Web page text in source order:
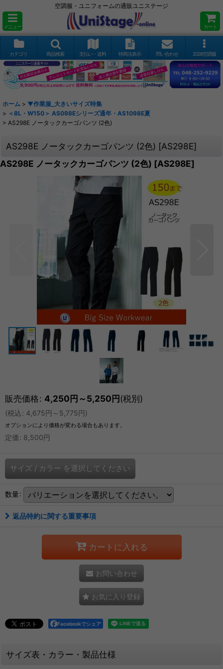
空調服・ユニフォームの通販ユニステージ
メニュー カート
カテゴリ 商品検索 支払い・送料 特商法表示 問い合わせ 2026空調服
ホーム > ▼作業服_大きいサイズ特集
> ＜8L・W150＞ AS098Eシリーズ通年・AS1098E夏
> AS298E ノータックカーゴパンツ (2色)
AS298E ノータックカーゴパンツ (2色) [AS298E]
AS298E ノータックカーゴパンツ (2色) [AS298E]
販売価格: 4,250円～5,250円(税別)
(税込: 4,675円 ～5,775円)
オプションにより価格が変わる場合もあります。
定価: 8,500円
サイズ / カラー を選択してください
数量:
返品特約に関する重要事項
カートに入れる
お問い合わせ
お気に入り登録
Facebookでシェア
サイズ表・カラー・製品仕様